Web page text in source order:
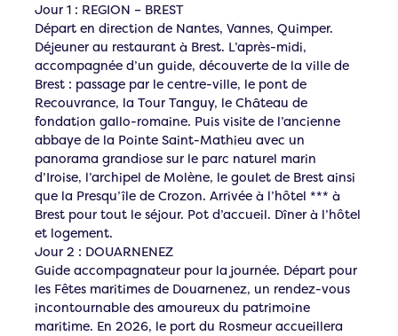
Jour 1 : REGION – BREST
Départ en direction de Nantes, Vannes, Quimper.
Déjeuner au restaurant à Brest. L’après-midi,
accompagnée d’un guide, découverte de la ville de
Brest : passage par le centre-ville, le pont de
Recouvrance, la Tour Tanguy, le Château de
fondation gallo-romaine. Puis visite de l’ancienne
abbaye de la Pointe Saint-Mathieu avec un
panorama grandiose sur le parc naturel marin
d’Iroise, l’archipel de Molène, le goulet de Brest ainsi
que la Presqu’île de Crozon. Arrivée à l’hôtel *** à
Brest pour tout le séjour. Pot d’accueil. Dîner à l’hôtel
et logement.
Jour 2 : DOUARNENEZ
Guide accompagnateur pour la journée. Départ pour
les Fêtes maritimes de Douarnenez, un rendez-vous
incontournable des amoureux du patrimoine
maritime. En 2026, le port du Rosmeur accueillera